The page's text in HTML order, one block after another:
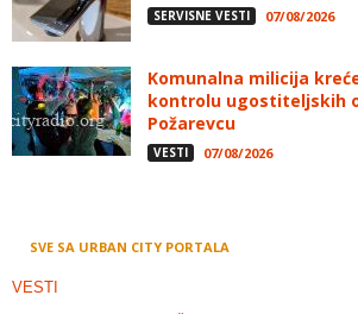
SERVISNE VESTI 07/08/2026
Komunalna milicija
kontrolu ugostiteljskih
Požarevcu
VESTI 07/08/2026
SVE SA URBAN CITY PORTALA
VESTI